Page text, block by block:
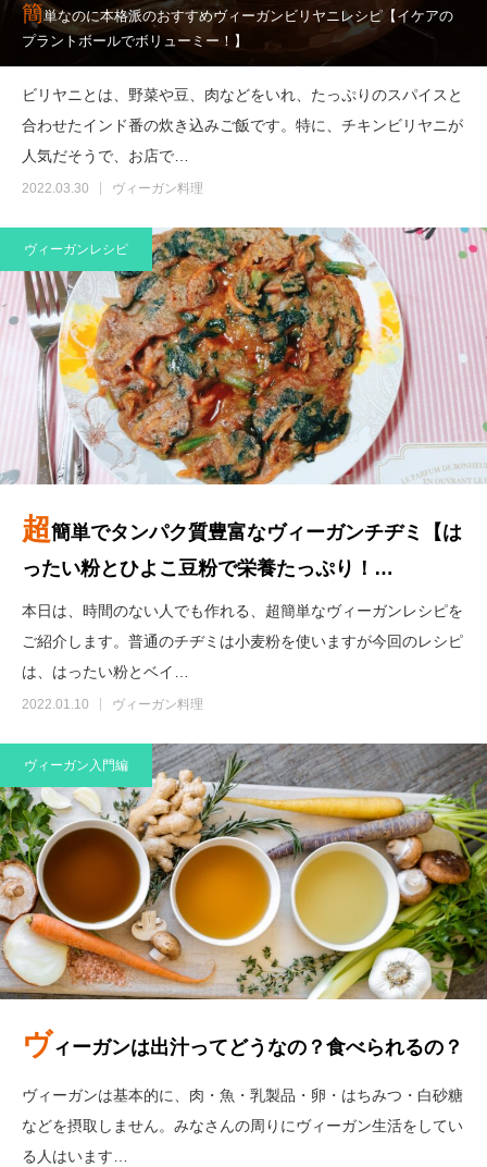
簡単なのに本格派のおすすめヴィーガンビリヤニレシピ【イケアの
プラントボールでボリューミー！】
ビリヤニとは、野菜や豆、肉などをいれ、たっぷりのスパイスと
合わせたインド番の炊き込みご飯です。特に、チキンビリヤニが
人気だそうで、お店で…
2022.03.30 ヴィーガン料理
ヴィーガンレシピ
超簡単でタンパク質豊富なヴィーガンチヂミ【は
ったい粉とひよこ豆粉で栄養たっぷり！…
本日は、時間のない人でも作れる、超簡単なヴィーガンレシピを
ご紹介します。普通のチヂミは小麦粉を使いますが今回のレシピ
は、はったい粉とベイ…
2022.01.10 ヴィーガン料理
ヴィーガン入門編
ヴィーガンは出汁ってどうなの？食べられるの？
ヴィーガンは基本的に、肉・魚・乳製品・卵・はちみつ・白砂糖
などを摂取しません。みなさんの周りにヴィーガン生活をしてい
る人はいます…